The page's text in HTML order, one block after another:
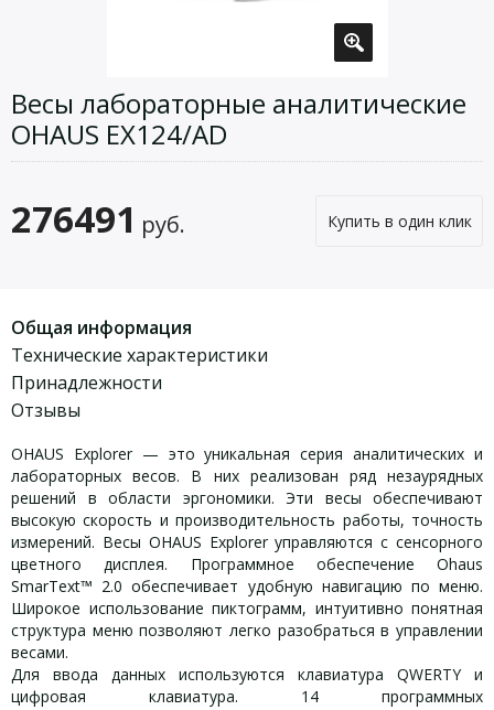
Весы лабораторные аналитические
OHAUS EX124/AD
276491 руб. Купить в один клик
Общая информация
Технические характеристики
Принадлежности
Отзывы
OHAUS Explorer — это уникальная серия аналитических и
лабораторных весов. В них реализован ряд незаурядных
решений в области эргономики. Эти весы обеспечивают
высокую скорость и производительность работы, точность
измерений. Весы OHAUS Explorer управляются с сенсорного
цветного дисплея. Программное обеспечение Ohaus
SmarText™ 2.0 обеспечивает удобную навигацию по меню.
Широкое использование пиктограмм, интуитивно понятная
структура меню позволяют легко разобраться в управлении
весами.
Для ввода данных используются клавиатура QWERTY и
цифровая клавиатура. 14 программных